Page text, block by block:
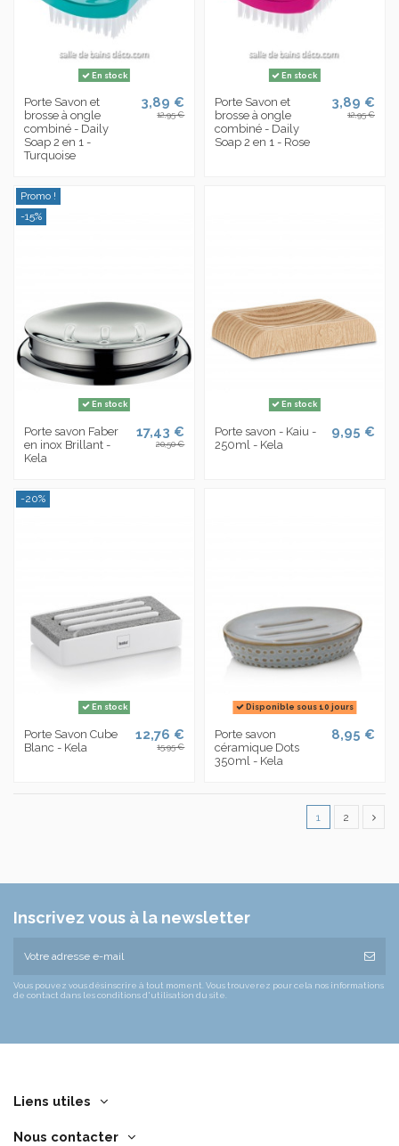
En stock
Porte Savon et
brosse à ongle
combiné - Daily
Soap 2 en 1 -
Turquoise
3,89 €
12,95 €
En stock
Porte Savon et
brosse à ongle
combiné - Daily
Soap 2 en 1 - Rose
3,89 €
12,95 €
Promo !
-15%
En stock
Porte savon Faber
en inox Brillant -
Kela
17,43 €
20,50 €
En stock
Porte savon - Kaiu -
250ml - Kela
9,95 €
-20%
En stock
Porte Savon Cube
Blanc - Kela
12,76 €
15,95 €
Disponible sous 10 jours
Porte savon
céramique Dots
350ml - Kela
8,95 €
1 2
Inscrivez vous à la newsletter
Vous pouvez vous désinscrire à tout moment. Vous trouverez pour cela nos informations
de contact dans les conditions d'utilisation du site.
Liens utiles
Nous contacter